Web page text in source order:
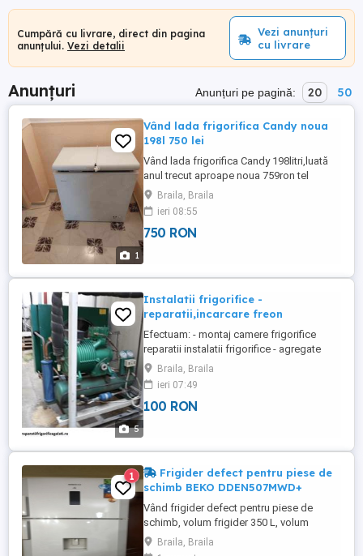
Cumpără cu livrare, direct din pagina
anunțului. Vezi detalii
Vezi anunțuri
cu livrare
Anunțuri Anunțuri pe pagină: 20 50
1
Vând lada frigorifica Candy noua
198l 750 lei
Vând lada frigorifica Candy 198litri,luată
anul trecut aproape noua 759ron tel
Braila, Braila
ieri 08:55
750 RON
5
Instalatii frigorifice -
reparatii,incarcare freon
Efectuam: - montaj camere frigorifice
reparatii instalatii frigorifice - agregate
frigorifice - depozite frigorifice - piese si
componente frigorifice - vitrine frigorifice -
insule frigorifice - mobilier frigorific -
climatizare - aer conditionat - ventilatie
Braila, Braila
ieri 07:49
100 RON
1
Frigider defect pentru piese de
schimb BEKO DDEN507MWD+
Vând frigider defect pentru piese de
schimb, volum frigider 350 L, volum
congelator 90 L, nofrost
Braila, Braila